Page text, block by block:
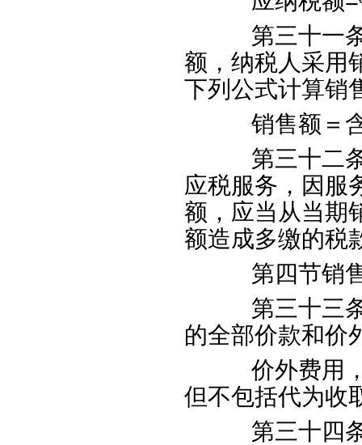
第三十一条
额，纳税人采用
下列公式计算销
销售额＝含
第三十二条
应税服务，因服
额，应当从当期
额造成多缴的税
第四节销售
第三十三条
的全部价款和价
价外费用，
但不包括代为收
第三十四条